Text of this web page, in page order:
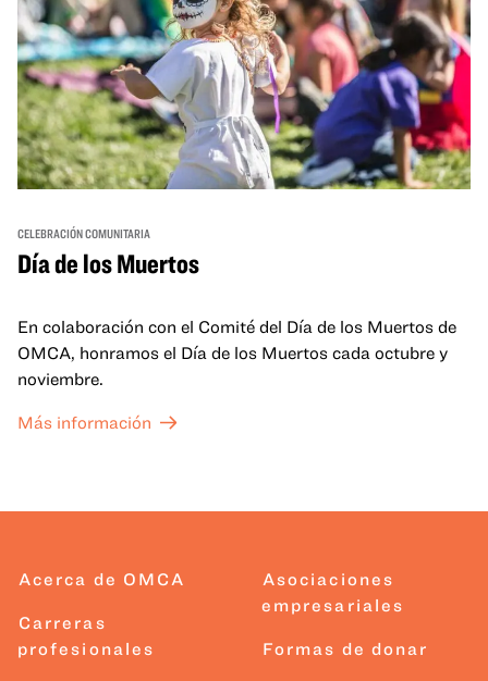
CELEBRACIÓN COMUNITARIA
Día de los Muertos
En colaboración con el Comité del Día de los Muertos de
OMCA, honramos el Día de los Muertos cada octubre y
noviembre.
Más información
Acerca de OMCA
Carreras
profesionales
Asociaciones
empresariales
Formas de donar